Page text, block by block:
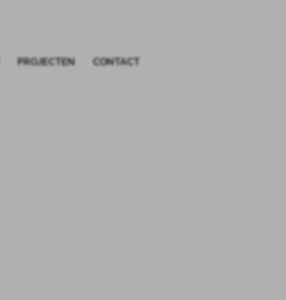
PROJECTEN CONTACT